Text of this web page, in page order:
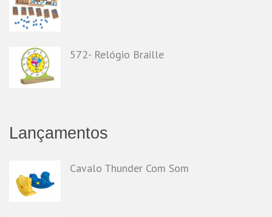
572- Relógio Braille
Lançamentos
Cavalo Thunder Com Som